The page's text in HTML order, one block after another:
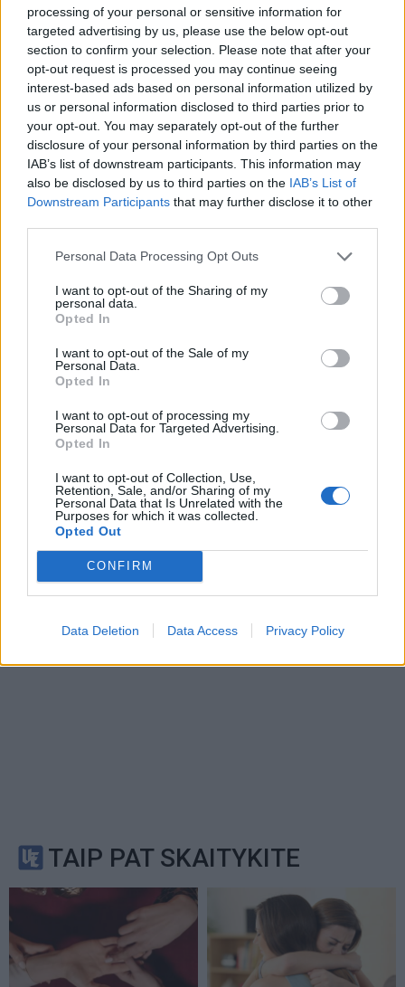
processing of your personal or sensitive information for
targeted advertising by us, please use the below opt-out
section to confirm your selection. Please note that after your
opt-out request is processed you may continue seeing
interest-based ads based on personal information utilized by
us or personal information disclosed to third parties prior to
your opt-out. You may separately opt-out of the further
disclosure of your personal information by third parties on the
IAB’s list of downstream participants. This information may
also be disclosed by us to third parties on the IAB’s List of
Downstream Participants that may further disclose it to other
Personal Data Processing Opt Outs
I want to opt-out of the Sharing of my
personal data.
Opted In
I want to opt-out of the Sale of my
Personal Data.
Opted In
I want to opt-out of processing my
Personal Data for Targeted Advertising.
Opted In
I want to opt-out of Collection, Use,
Retention, Sale, and/or Sharing of my
Personal Data that Is Unrelated with the
Purposes for which it was collected.
Opted Out
CONFIRM
Data Deletion Data Access Privacy Policy
Komentarai
Rašyti komentarą
Jūsų vardas
Sutinku su taisyklėmis
reCAPTCHA and the Google
Privacy Policyand
Terms of
Serviceapply.
TAIP PAT SKAITYKITE